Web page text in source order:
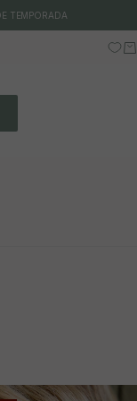
TEMPORADA